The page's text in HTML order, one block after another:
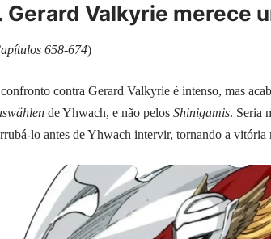
Gerard Valkyrie merece
658-674)
contra Gerard Valkyrie é intenso, mas
de Yhwach, e não pelos Shinigamis. Seria
lo antes de Yhwach intervir, tornando a vitória